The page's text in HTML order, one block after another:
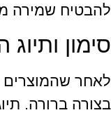
להבטיח שמירה
סימון ותיוג
לאחר שהמוצרים
בצורה ברורה.